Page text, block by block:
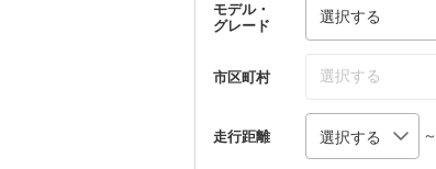
モデル・
グレード
選択する
市区町村 選択する
走行距離 ～